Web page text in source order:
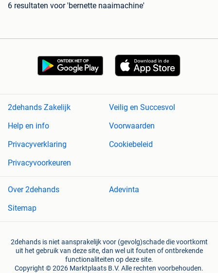
6 resultaten voor 'bernette naaimachine'
2dehands Zakelijk
Veilig en Succesvol
Help en info
Voorwaarden
Privacyverklaring
Cookiebeleid
Privacyvoorkeuren
Over 2dehands
Adevinta
Sitemap
2dehands is niet aansprakelijk voor (gevolg)schade die voortkomt
uit het gebruik van deze site, dan wel uit fouten of ontbrekende
functionaliteiten op deze site.
Copyright © 2026 Marktplaats B.V. Alle rechten voorbehouden.